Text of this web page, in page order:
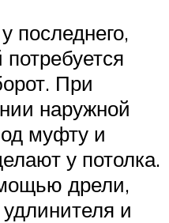
последнего,
При
наружной
муфту и
у потолка.
дрели,
и